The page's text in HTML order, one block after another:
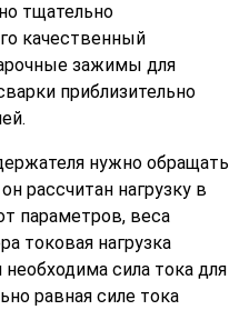
тщательно
качественный
зажимы для
приблизительно
нужно обращать
рассчитан нагрузку в
параметров, веса
токовая нагрузка
необходима сила тока для
равная силе тока